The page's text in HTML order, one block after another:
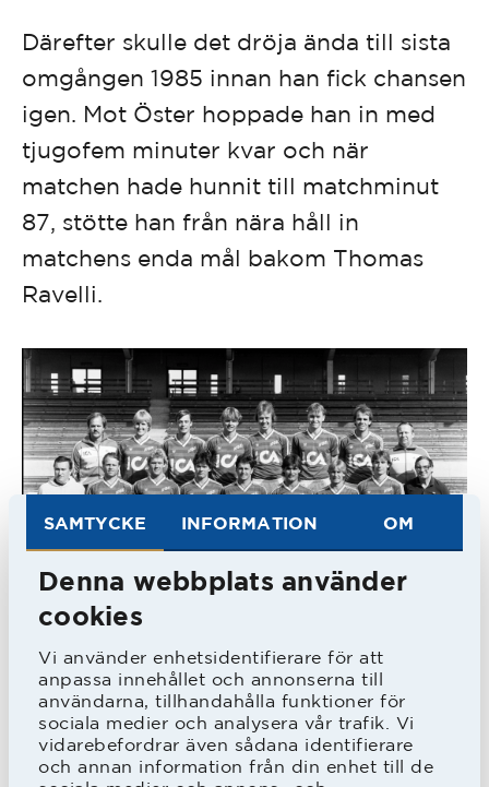
SAMTYCKE INFORMATION OM
Denna webbplats använder
cookies
Vi använder enhetsidentifierare för att
anpassa innehållet och annonserna till
användarna, tillhandahålla funktioner för
sociala medier och analysera vår trafik. Vi
vidarebefordrar även sådana identifierare
och annan information från din enhet till de
Därefter skulle det dröja ända till sista
omgången 1985 innan han fick chansen
igen. Mot Öster hoppade han in med
tjugofem minuter kvar och när
matchen hade hunnit till matchminut
87, stötte han från nära håll in
matchens enda mål bakom Thomas
Ravelli.
Lagbild från 1985.
"Robban" trea från vänster i översta raden.
1986 blev det två matcher för